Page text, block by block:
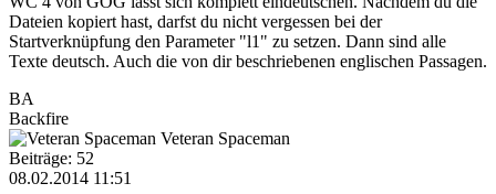
Dateien kopiert hast, darfst du nicht vergessen bei der
Startverknüpfung den Parameter "l1" zu setzen. Dann sind alle
Texte deutsch. Auch die von dir beschriebenen englischen Passagen.
BA
Backfire
Veteran Spaceman
Beiträge: 52
08.02.2014 11:51